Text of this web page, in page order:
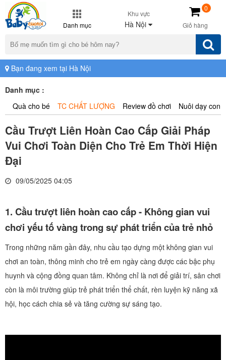
Danh mục
Khu vực
Hà Nội Giỏ hàng
0
Bạn đang xem tại Hà Nội
Danh mục :
Quà cho bé
TC CHẤT LƯỢNG Review đồ chơi Nuôi dạy con
Cầu Trượt Liên Hoàn Cao Cấp Giải Pháp
Vui Chơi Toàn Diện Cho Trẻ Em Thời Hiện
Đại
09/05/2025 04:05
1. Cầu trượt liên hoàn cao cấp - Không gian vui
chơi yếu tố vàng trong sự phát triển của trẻ nhỏ
Trong những năm gần đây, nhu cầu tạo dựng một không gian vui
chơi an toàn, thông minh cho trẻ em ngày càng được các bậc phụ
huynh và cộng đồng quan tâm. Không chỉ là nơi để giải trí, sân chơi
còn là môi trường giúp trẻ phát triển thể chất, rèn luyện kỹ năng xã
hội, học cách chia sẻ và tăng cường sự sáng tạo.